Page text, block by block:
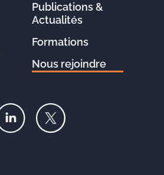
Publications &
Actualités
Formations
Nous rejoindre